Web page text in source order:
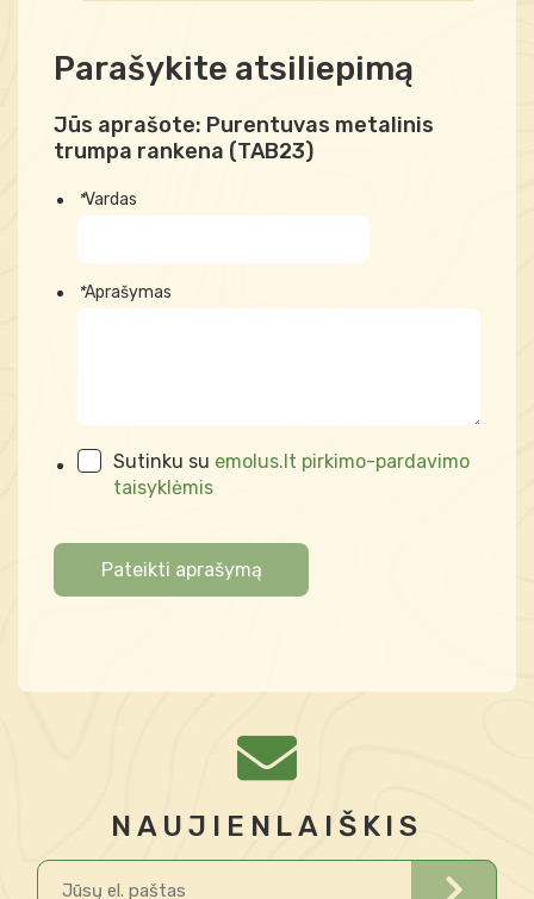
Parašykite atsiliepimą
Jūs aprašote: Purentuvas metalinis
trumpa rankena (TAB23)
*Vardas
*Aprašymas
Sutinku su emolus.lt pirkimo-pardavimo
taisyklėmis
Pateikti aprašymą
NAUJIENLAIŠKIS